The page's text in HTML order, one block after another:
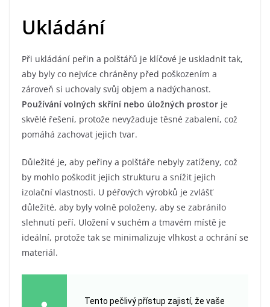
Ukládání
Při ukládání peřin a polštářů je klíčové je uskladnit tak,
aby byly co nejvíce chráněny před poškozením a
zároveň si uchovaly svůj objem a nadýchanost.
Používání volných skříní nebo úložných prostor je
skvělé řešení, protože nevyžaduje těsné zabalení, což
pomáhá zachovat jejich tvar.
Důležité je, aby peřiny a polštáře nebyly zatíženy, což
by mohlo poškodit jejich strukturu a snížit jejich
izolační vlastnosti. U péřových výrobků je zvlášť
důležité, aby byly volně položeny, aby se zabránilo
slehnutí peří. Uložení v suchém a tmavém místě je
ideální, protože tak se minimalizuje vlhkost a ochrání se
materiál.
Tento pečlivý přístup zajistí, že vaše